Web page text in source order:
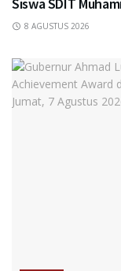
8 AGUSTUS 2026